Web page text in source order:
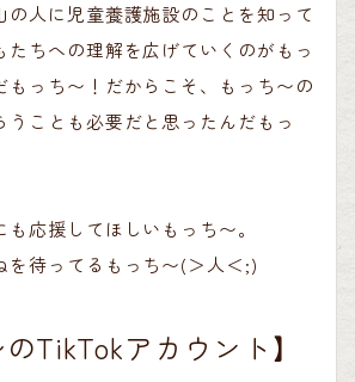
の人に児童養護施設のことを知って
たちへの理解を広げていくのがもっ
もっち〜！だからこそ、もっち〜の
うことも必要だと思ったんだもっ
応援してほしいもっち〜。
を待ってるもっち〜(＞人＜;)
のTikTokアカウント】